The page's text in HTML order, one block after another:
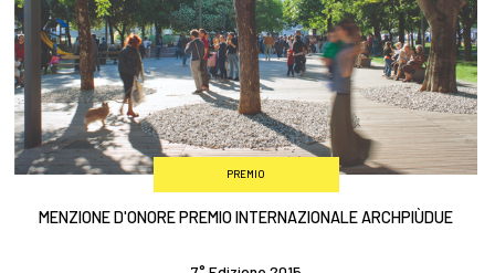
PREMIO
MENZIONE D'ONORE PREMIO INTERNAZIONALE ARCHPIÙDUE